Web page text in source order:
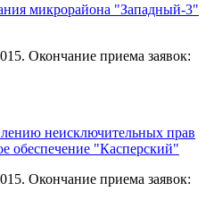
микрорайона "Западный-3"
Окончание приема заявок:
неисключительных прав
обеспечение "Касперский"
Окончание приема заявок: